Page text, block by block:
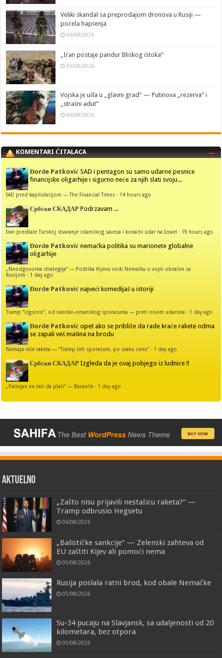
Veliki skandal sa preprodajom dronova u Rusiji —
počela hapšenja
06/08/2026
„Iran postaje pandur Bliskog istoka“
06/08/2026
Vojska je ušla u „glavni grad“ — Putinova „rezerva“ i
„strašni adut“
06/08/2026
KOMENTARI ČITALACA
Đorđe Patković SAD i pentagon su samo udarne pesnice
financijske oligarhije i sigurno neće za njih slati svoju...
SAD pred kapitulacijom — The Financial Times · 14 hours ago
Србски СКАДАР Podrzavam ...
Iran predlaže Turskoj stvaranje islamskog saveza i konačni udar na Izrael · 19 hours ago
Đorđe Patković nemačka politika su marionete globalne
oligarhije
„Neodgovorna strategija“ — Podrška Kijevu vodi Nemačku u vojni obračun sa
Rusijom · 1 day ago
Đorđe Patković najveći komedijaš u istoriji
Tramp “izgoreo”, od iransko-omanskog sporazuma — preti novim udarima · 1 day ago
Đorđe Patković opet ako se približe da rade kraće rakete odma
se zapali veš mašina na brodu
Nemaju više raketa — “Tramp želi sporazum, po svaku cenu” · 1 day ago
Србски СКАДАР Izgleda da je ovaj pobjego iz ludnice !!
„Pašinjan ne želi da plati“ — Barančik · 1 day ago
AKTUELNO
„Zašto nisu prijavili nestašicu raketa?“ —
Tramp odbrusio Hegsetu
06/08/2026
„Balističke sankcije“ — Zelenski zahteva od
EU zaštiti Kijev ali pomoći nema
05/08/2026
Rusija poslala ratni brod, kod obale Nemačke
05/08/2026
Su-34 pucaju na Slavjansk, sa udaljenosti od 20
kilometara, bez otpora
05/08/2026